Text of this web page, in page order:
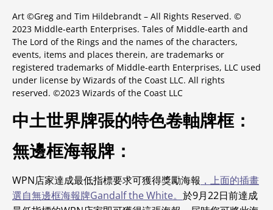
Art ©Greg and Tim Hildebrandt – All Rights Reserved. ©
2023 Middle-earth Enterprises. Tales of Middle-earth and
The Lord of the Rings and the names of the characters,
events, items and places therein, are trademarks or
registered trademarks of Middle-earth Enterprises, LLC used
under license by Wizards of the Coast LLC. All rights
reserved. ©2023 Wizards of the Coast LLC
中土世界牌張的特色卷軸牌框：
無邊框海報牌：
WPN店家達成最低指標要求可獲得獎勵海報 ，上面的插畫
選自無邊框海報牌Gandalf the White。 於9月22日前達成